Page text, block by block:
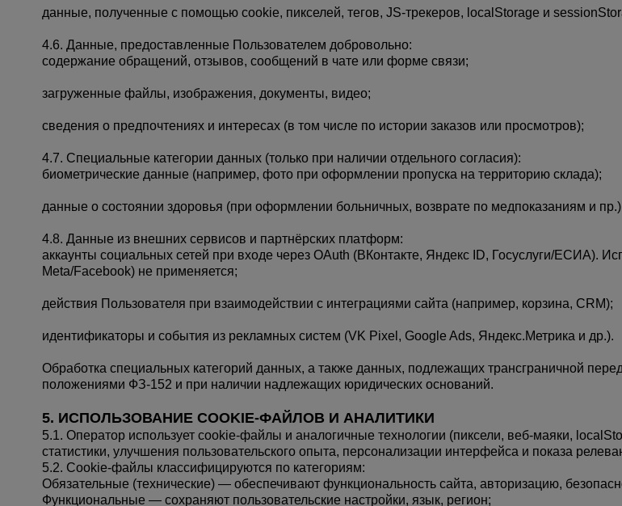
данные, полученные с помощью cookie, пикселей, тегов, JS-трекеров, localStorage и
4.6. Данные, предоставленные Пользователем добровольно:
содержание обращений, отзывов, сообщений в чате или форме связи;
загруженные файлы, изображения, документы, видео;
сведения о предпочтениях и интересах (в том числе по истории заказов или просмотров);
4.7. Специальные категории данных (только при наличии отдельного согласия):
биометрические данные (например, фото при оформлении пропуска на территорию склада);
данные о состоянии здоровья (при оформлении больничных, возврате по медпоказаниям и
4.8. Данные из внешних сервисов и партнёрских платформ:
аккаунты социальных сетей при входе через OAuth (ВКонтакте, Яндекс ID, Госуслуги/ЕСИА).
Meta/Facebook) не применяется;
действия Пользователя при взаимодействии с интеграциями сайта (например, корзина, CRM);
идентификаторы и события из рекламных систем (VK Pixel, Google Ads, Яндекс.Метрика и др.).
Обработка специальных категорий данных, а также данных, подлежащих трансграничной
положениями ФЗ-152 и при наличии надлежащих юридических оснований.
5. ИСПОЛЬЗОВАНИЕ COOKIE-ФАЙЛОВ И АНАЛИТИКИ
5.1. Оператор использует cookie-файлы и аналогичные технологии (пиксели, веб-маяки,
статистики, улучшения пользовательского опыта, персонализации интерфейса и показа
5.2. Cookie-файлы классифицируются по категориям:
Обязательные (технические) — обеспечивают функциональность сайта, авторизацию,
Функциональные — сохраняют пользовательские настройки, язык, регион;